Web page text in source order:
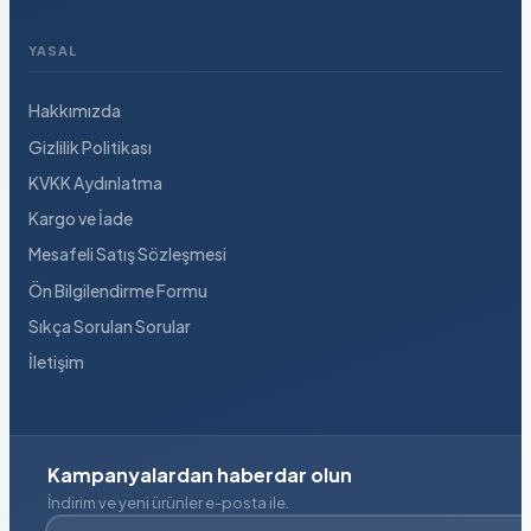
YASAL
Hakkımızda
Gizlilik Politikası
KVKK Aydınlatma
Kargo ve İade
Mesafeli Satış Sözleşmesi
Ön Bilgilendirme Formu
Sıkça Sorulan Sorular
İletişim
Kampanyalardan haberdar olun
İndirim ve yeni ürünler e-posta ile.
E-posta adresiniz